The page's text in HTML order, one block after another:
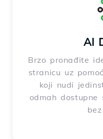
AI
Brzo pronađite
stranicu uz
koji nudi
odmah dostupne